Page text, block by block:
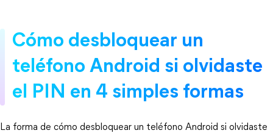
Cómo desbloquear un
teléfono Android si olvidaste
el PIN en 4 simples formas
La forma de cómo desbloquear un teléfono Android si olvidaste